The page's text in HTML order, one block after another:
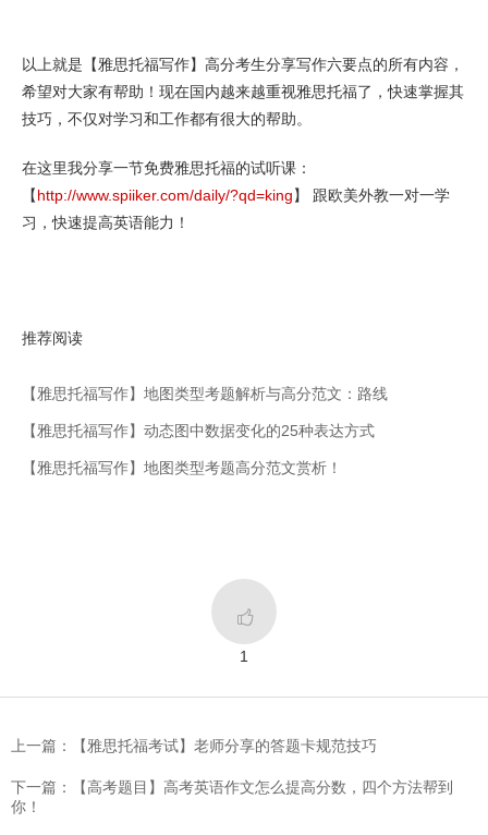
以上就是【雅思托福写作】高分考生分享写作六要点的所有内容，
希望对大家有帮助！现在国内越来越重视雅思托福了，快速掌握其
技巧，不仅对学习和工作都有很大的帮助。
在这里我分享一节免费雅思托福的试听课：
【http://www.spiiker.com/daily/?qd=king】 跟欧美外教一对一学
习，快速提高英语能力！
推荐阅读
【雅思托福写作】地图类型考题解析与高分范文：路线
【雅思托福写作】动态图中数据变化的25种表达方式
【雅思托福写作】地图类型考题高分范文赏析！

1
上一篇：【雅思托福考试】老师分享的答题卡规范技巧
下一篇：【高考题目】高考英语作文怎么提高分数，四个方法帮到
你！